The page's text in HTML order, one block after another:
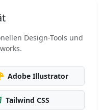
Design-Tools und
Adobe Illustrator
Tailwind CSS